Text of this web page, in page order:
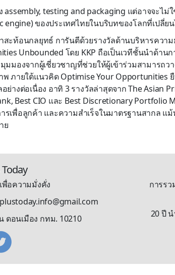
assembly, testing and packaging แต่อาจจะไม่
engine) ของประเทศไทยในบริบทของโลกที่เปลี่ยน
ะท้อนกลยุทธ์ การันตีด้วยรางวัลด้านบริหารความ
Unbounded โดย KKP ถือเป็นเวทีชั้นนำด้าน
มมองจากผู้เชี่ยวชาญที่ช่วยให้ผู้เข้าร่วมสามารถว
ภายใต้แนวคิด Optimise Your Opportunities
ย่างต่อเนื่อง อาทิ 3 รางวัลล่าสุดจาก The Asian
Best CIO และ Best Discretionary
เพื่อลูกค้า และความสำเร็จในมาตรฐานสากล แ
ย
พื่อความมั่งคั่ง
ดอนเมือง กทม. 10210
การร
20 ปี